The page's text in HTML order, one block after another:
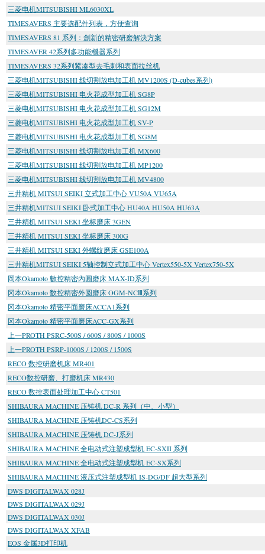
三菱电机MITSUBISHI ML6030XL
TIMESAVERS 主要选配件列表，方便查询
TIMESAVERS 81 系列：創新的精密研磨解決方案
TIMESAVER 42系列多功能機器系列
TIMESAVERS 32系列紧凑型去毛刺和表面拉丝机
三菱电机MITSUBISHI 线切割放电加工机 MV1200S (D-cubes系列)
三菱电机MITSUBISHI 电火花成型加工机 SG8P
三菱电机MITSUBISHI 电火花成型加工机 SG12M
三菱电机MITSUBISHI 电火花成型加工机 SV-P
三菱电机MITSUBISHI 电火花成型加工机 SG8M
三菱电机MITSUBISHI 线切割放电加工机 MX600
三菱电机MITSUBISHI 线切割放电加工机 MP1200
三菱电机MITSUBISHI 线切割放电加工机 MV4800
三井精机 MITSUI SEIKI 立式加工中心 VU50A VU65A
三井精机MITSUI SEIKI 卧式加工中心 HU40A HU50A HU63A
三井精机 MITSUI SEKI 坐标磨床 3GEN
三井精机 MITSUI SEKI 坐标磨床 300G
三井精机 MITSUI SEKI 外螺纹磨床 GSE100A
三井精机MITSUI SEIKI 5轴控制立式加工中心 Vertex550-5X Vertex750-5X
岡本Okamoto 數控精密內圓磨床 MAX-ID系列
冈本Okamoto 数控精密外圆磨床 OGM-NCⅢ系列
冈本Okamoto 精密平面磨床ACCA1系列
冈本Okamoto 精密平面磨床ACC-GX系列
上一PROTH PSRC-500S / 600S / 800S / 1000S
上一PROTH PSRP-1000S / 1200S / 1500S
RECO 数控研磨机床 MR401
RECO数控研磨、打磨机床 MR430
RECO 数控表面处理加工中心 CT501
SHIBAURA MACHINE 压铸机 DC-R 系列（中、小型）
SHIBAURA MACHINE 压铸机DC-CS系列
SHIBAURA MACHINE 压铸机 DC-J系列
SHIBAURA MACHINE 全电动式注塑成型机 EC-SXII 系列
SHIBAURA MACHINE 全电动式注塑成型机 EC-SX系列
SHIBAURA MACHINE 液压式注塑成型机 IS-DG/DF 超大型系列
DWS DIGITALWAX 028J
DWS DIGITALWAX 029J
DWS DIGITALWAX 030J
DWS DIGITALWAX XFAB
EOS 金属3D打印机